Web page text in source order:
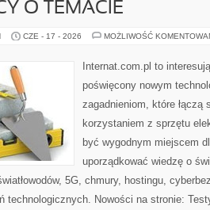
O TEMACIE
CZE - 17 - 2026 MOŻLIWOŚĆ
Internat.com.pl to
poświęcony nowym
zagadnieniom, które łączą
korzystaniem z sprzętu
być wygodnym miejscem
uporządkować wiedzę o
5G, chmury, hostingu,
technologicznych. Nowości na stronie: